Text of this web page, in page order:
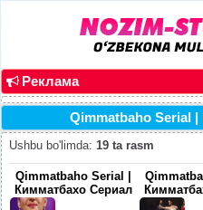
Реклама
Qimmatbaho Serial
Ushbu bo'limda: 19 ta rasm
Qimmatbaho Serial |
Кимматбахо Сериал